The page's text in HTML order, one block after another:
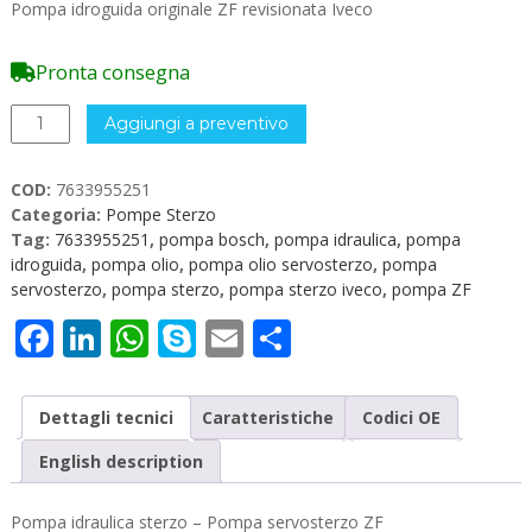
Pompa idroguida originale ZF revisionata Iveco
Pronta consegna
Pompa
Idraulica
ZF
7633955251
Iveco
quantità
Aggiungi a preventivo
COD: 7633955251
Categoria: Pompe Sterzo
Tag: 7633955251 , pompa bosch, pompa idraulica, pompa
idroguida, pompa olio, pompa olio servosterzo, pompa
servosterzo, pompa sterzo, pompa sterzo iveco, pompa ZF
Facebook
LinkedIn
WhatsApp
Skype
EmailCondividi
Dettagli tecnici Caratteristiche
Codici OE
English description
Pompa idraulica sterzo – Pompa servosterzo ZF